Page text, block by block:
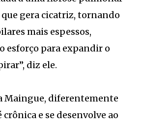
gera cicatriz, tornando
mais espessos,
esforço para expandir o
diz ele.
Maingue, diferentemente
crônica e se desenvolve ao